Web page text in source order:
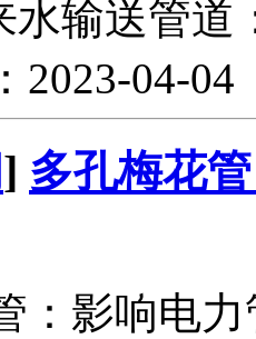
水输送管道
2023-04-
] 多孔梅花
：影响电